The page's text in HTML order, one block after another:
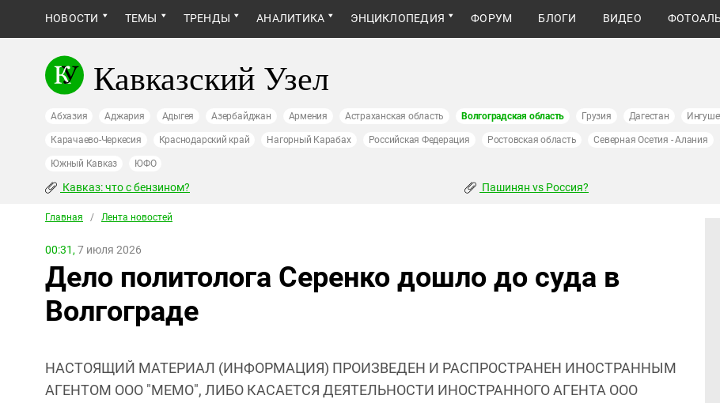
НОВОСТИ ТЕМЫ ТРЕНДЫ АНАЛИТИКА ЭНЦИКЛОПЕДИЯ ФОРУМ БЛОГИ ВИДЕО
Кавказский Узел
Абхазия Аджария Адыгея Азербайджан Армения Астраханская область Волгоградская область Грузия Дагестан
Карачаево-Черкесия Краснодарский край Нагорный Карабах Российская Федерация Ростовская область Северная Осетия - Алания
Южный Кавказ ЮФО
Кавказ: что с бензином? Пашинян vs Россия?
Главная / Лента новостей
00:31, 7 июля 2026
Дело политолога Серенко дошло до суда в
Волгограде
НАСТОЯЩИЙ МАТЕРИАЛ (ИНФОРМАЦИЯ) ПРОИЗВЕДЕН И РАСПРОСТРАНЕН ИНОСТРАННЫМ
АГЕНТОМ ООО "МЕМО", ЛИБО КАСАЕТСЯ ДЕЯТЕЛЬНОСТИ ИНОСТРАННОГО АГЕНТА ООО